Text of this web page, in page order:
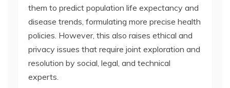
them to predict population life expectancy and
disease trends, formulating more precise health
policies. However, this also raises ethical and
privacy issues that require joint exploration and
resolution by social, legal, and technical
experts.